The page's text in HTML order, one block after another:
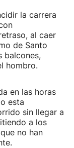
la carrera
al caer
de Santo
balcones,
hombro.
en las horas
esta
sin llegar a
a los
no han